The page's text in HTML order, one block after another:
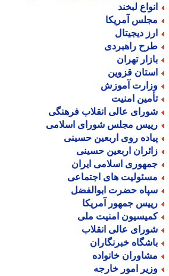
لبخند
آمریکا
دیجیتال
راهبردی
تهران
قزوین
آموزش
امنیت
عالی انقلاب فرهنگی
مجلس شورای اسلامی
روی اربعین حسینی
اربعین حسینی
اسلامی ایران
های اجتماعی
حضرت ابوالفضل
جمهور آمریکا
امنیت ملی
عالی انقلاب
خبرنگاران
خانواده
امور خارجه